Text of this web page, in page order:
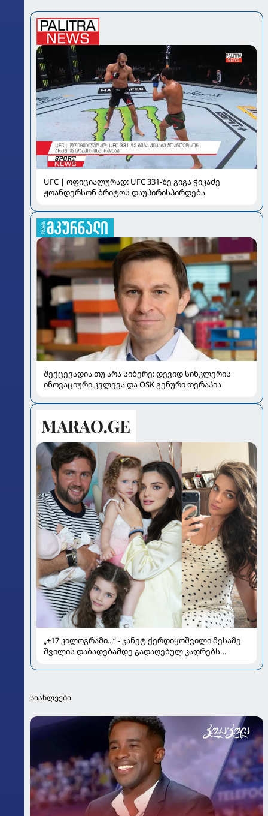
UFC | ოფიციალურად: UFC 331-ზე გიგა ჭიკაძე
ჟოანდერსონ ბრიტოს დაუპირისპირდება
შექცევადია თუ არა სიბერე: დევიდ სინკლერის
ინოვაციური კვლევა და OSK გენური თერაპია
„+17 კილოგრამი...“ - ჯანეტ ქერდიყოშვილი მესამე
შვილის დაბადებამდე გადაღებულ კადრებს
სიახლეები